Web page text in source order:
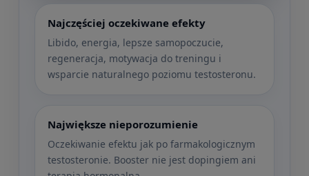
Najczęściej oczekiwane efekty
Libido, energia, lepsze samopoczucie,
regeneracja, motywacja do treningu i
wsparcie naturalnego poziomu testosteronu.
Największe nieporozumienie
Oczekiwanie efektu jak po farmakologicznym
testosteronie. Booster nie jest dopingiem ani